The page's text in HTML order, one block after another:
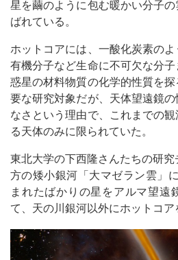
星を繭のように包む暖かい分子
ばれている。
ホットコアには、一酸化炭素の
有機分子など生命に不可欠な分
惑星の材料物質の化学的性質を
要な研究対象だが、天体望遠鏡
なさという理由で、これまでの
る天体のみに限られていた。
東北大学の下西隆さんたちの研
方の矮小銀河「大マゼラン雲」
まれたばかりの星をアルマ望遠
て、天の川銀河以外にホットコア